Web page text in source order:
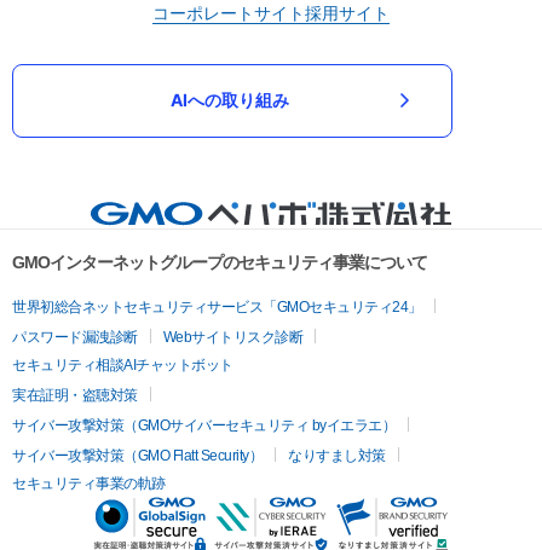
コーポレートサイト採用サイト
AIへの取り組み
GMOインターネットグループのセキュリティ事業について
世界初総合ネットセキュリティサービス「GMOセキュリティ24」
パスワード漏洩診断
Webサイトリスク診断
セキュリティ相談AIチャットボット
実在証明・盗聴対策
サイバー攻撃対策（GMOサイバーセキュリティ byイエラエ）
サイバー攻撃対策（GMO Flatt Security）
なりすまし対策
セキュリティ事業の軌跡